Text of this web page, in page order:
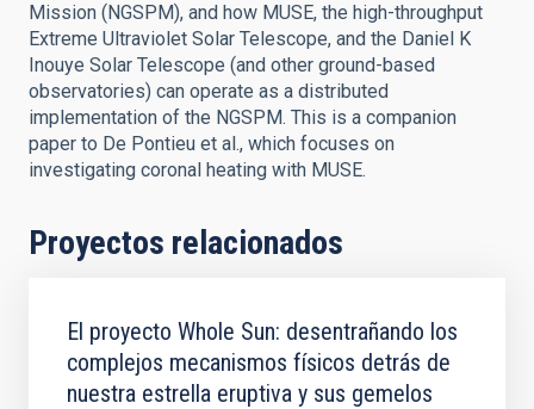
Mission (NGSPM), and how MUSE, the high-throughput
Extreme Ultraviolet Solar Telescope, and the Daniel K
Inouye Solar Telescope (and other ground-based
observatories) can operate as a distributed
implementation of the NGSPM. This is a companion
paper to De Pontieu et al., which focuses on
investigating coronal heating with MUSE.
Proyectos relacionados
El proyecto Whole Sun: desentrañando los
complejos mecanismos físicos detrás de
nuestra estrella eruptiva y sus gemelos